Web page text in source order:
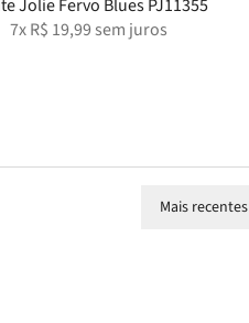
Jolie Fervo Blues PJ11355
7xR$ 19,99 sem juros
Mais recentes